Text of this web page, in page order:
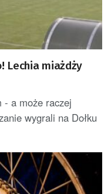
Lechia miażdży
- a może raczej
wygrali na Dołku